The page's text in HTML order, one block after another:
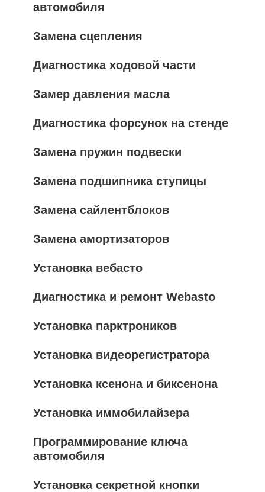
автомобиля
Замена сцепления
Диагностика ходовой части
Замер давления масла
Диагностика форсунок на стенде
Замена пружин подвески
Замена подшипника ступицы
Замена сайлентблоков
Замена амортизаторов
Установка вебасто
Диагностика и ремонт Webasto
Установка парктроников
Установка видеорегистратора
Установка ксенона и биксенона
Установка иммобилайзера
Программирование ключа
автомобиля
Установка секретной кнопки